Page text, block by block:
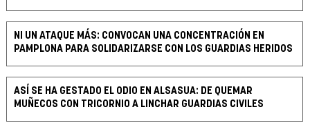
NI UN ATAQUE MÁS: CONVOCAN UNA CONCENTRACIÓN EN
PAMPLONA PARA SOLIDARIZARSE CON LOS GUARDIAS HERIDOS
ASÍ SE HA GESTADO EL ODIO EN ALSASUA: DE QUEMAR
MUÑECOS CON TRICORNIO A LINCHAR GUARDIAS CIVILES